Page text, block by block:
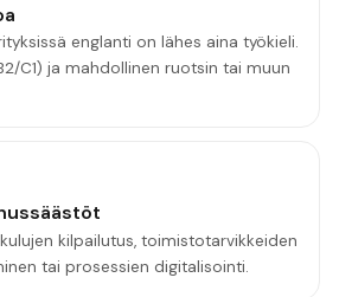
englanti on lähes aina työkieli.
C1) ja mahdollinen ruotsin tai muun
kilpailutus, toimistotarvikkeiden
tai prosessien digitalisointi.